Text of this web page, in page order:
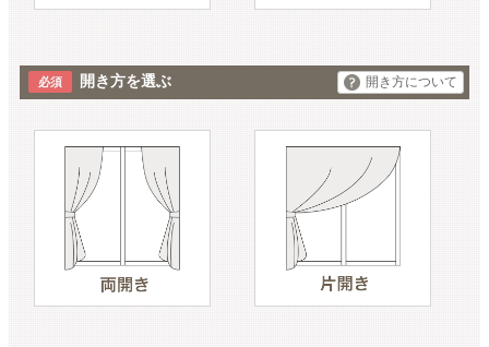
開き方を選ぶ 開き方について